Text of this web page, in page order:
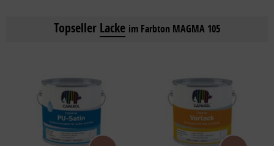
Topseller Lacke im Farbton MAGMA 105